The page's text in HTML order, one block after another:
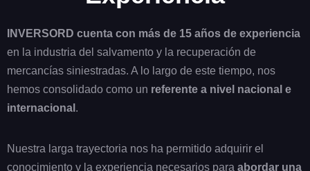
INVERSORD cuenta con más de 15 años de experiencia
en la industria del salvamento y la recuperación de
mercancías siniestradas. A lo largo de este tiempo, nos
hemos consolidado como un referente a nivel nacional e
internacional .
Nuestra larga trayectoria nos ha permitido adquirir el
conocimiento y la experiencia necesarios para abordar una